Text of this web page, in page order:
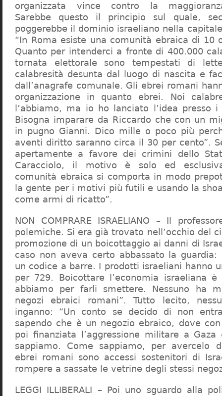
organizzata vince contro la
Sarebbe questo il principio sul quale,
poggerebbe il dominio israeliano nella
“In Roma esiste una comunità ebraica di 10
Quanto per intenderci a fronte di 400.000
tornata elettorale sono tempestati di
calabresità desunta dal luogo di nascita e
dall’anagrafe comunale. Gli ebrei romani
organizzazione in quanto ebrei. Noi
l’abbiamo, ma io ho lanciato l’idea presso
Bisogna imparare da Riccardo che con un
in pugno Gianni. Dico mille o poco più
aventi diritto saranno circa il 30 per cento”.
apertamente a favore dei crimini dello
Caracciolo, il motivo è solo ed
comunità ebraica si comporta in modo
la gente per i motivi più futili e usando la
come armi di ricatto”.
NON COMPRARE ISRAELIANO – Il
polemiche. Si era già trovato nell’occhio del
promozione di un boicottaggio ai danni di
caso non aveva certo abbassato la guardia:
un codice a barre. I prodotti israeliani hanno
per 729. Boicottare l’economia israeliana è
abbiamo per farli smettere. Nessuno ha
negozi ebraici romani”. Tutto lecito,
inganno: “Un conto se decido di non
sapendo che è un negozio ebraico, dove
poi finanziata l’aggressione militare a
sappiamo. Come sappiamo, per avercelo
ebrei romani sono accessi sostenitori di
rompere a sassate le vetrine degli stessi
LEGGI ILLIBERALI – Poi uno sguardo alla